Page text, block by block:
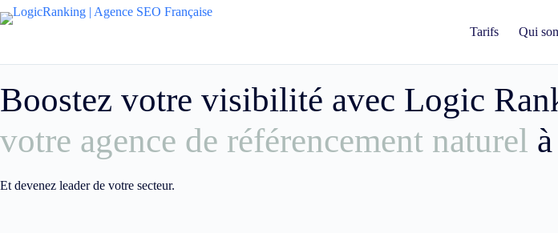
Tarifs Qui
Boostez votre visibilité avec Logic
votre agence de référencement naturel
Et devenez leader de votre secteur.